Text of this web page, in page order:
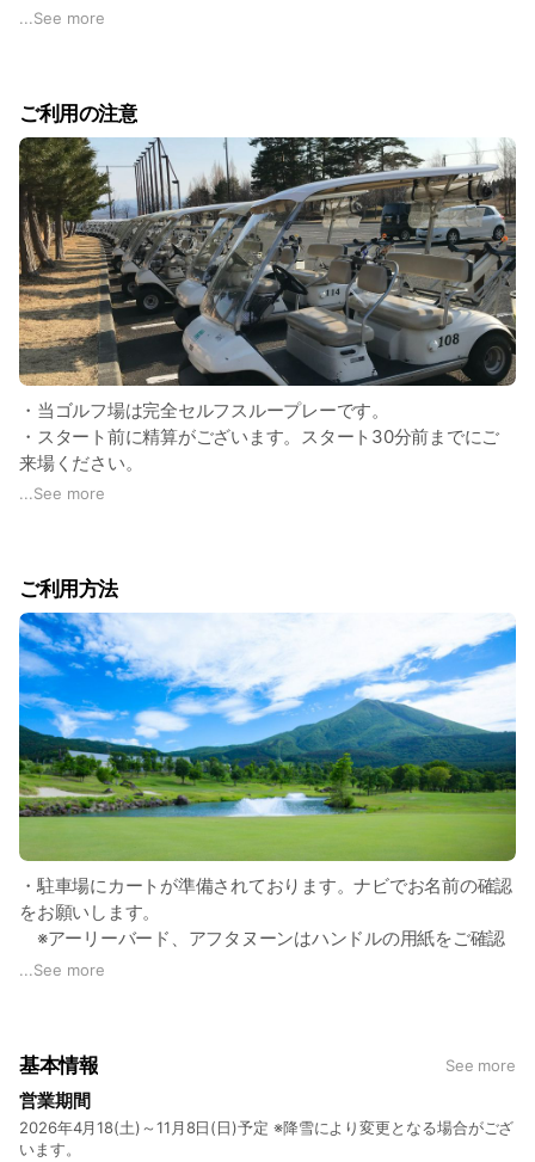
る丘陵コースです。
ていますが、戦略度はきわめて高いものがあります。ウォータ
ーハザードやバンカーが要所に配されていて、リゾート気分で
はスコアがまとまりません。第１打のポイントを十分に把握し
て攻めていかないと、容易にグリーンが捉えられないかも！フ
ェアウェイのアンジュレーションにも心憎い配慮がほどこされ
ています。
なかなかスコアの出にくいコースですが、是非チャレンジして
下さい。
...See more
ご利用の注意
・当ゴルフ場は完全セルフスループレーです。
・スタート前に精算がございます。スタート30分前までにご
来場ください。
・クラブハウス正面はCLOSEしております。受付はマスター
・レストラン・お風呂は営業しておりません。（シャワーも不
可）
・ランチはお客様自身でご用意ください。
・コース売店の自動販売機は小銭をご用意ください。
・ボールマーク修復やディボットへの目土のご協力をお願いい
たします。
・スロープレーのお客様にはスタッフよりお声がけさせていた
だく場合がございます。
...See more
ご利用方法
・駐車場にカートが準備されております。ナビでお名前の確認
をお願いします。
※アーリーバード、アフタヌーンはハンドルの用紙をご確認
ください。
い。
※サイン不要♪楽天チェックインがご利用できます！
・ハーフ2時間10分、18Hスループレーでゴルフをお楽しみく
ださい。
...See more
基本情報 See more
営業期間
2026年4月18(土)～11月8日(日)予定 ※降雪により変更となる場合がござ
います。